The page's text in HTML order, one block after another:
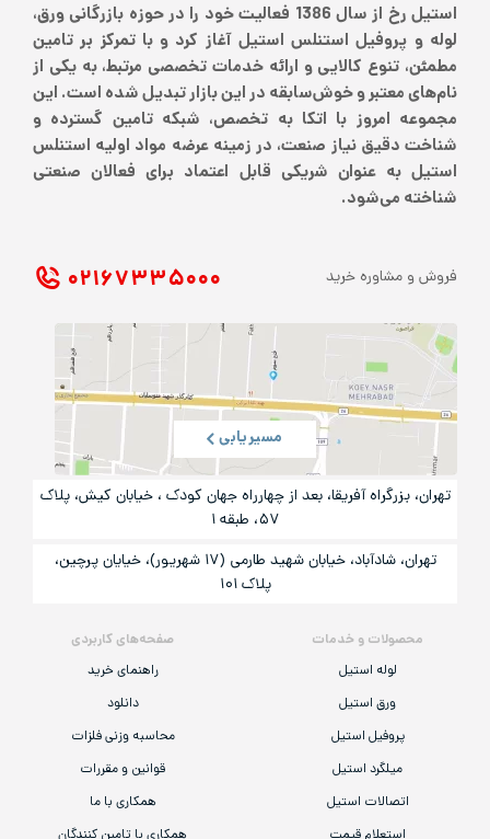
استیل رخ از سال 1386 فعالیت خود را در حوزه بازرگانی ورق،
لوله و پروفیل استنلس استیل آغاز کرد و با تمرکز بر تامین
مطمئن، تنوع کالایی و ارائه خدمات تخصصی مرتبط، به یکی از
نام‌های معتبر و خوش‌سابقه در این بازار تبدیل شده است. این
مجموعه امروز با اتکا به تخصص، شبکه تامین گسترده و
شناخت دقیق نیاز صنعت، در زمینه عرضه مواد اولیه استنلس
استیل به عنوان شریکی قابل اعتماد برای فعالان صنعتی
شناخته می‌شود.
محصولات و خدمات
لوله استیل
ورق استیل
پروفیل استیل
میلگرد استیل
اتصالات استیل
صفحه‌های کاربردی
راهنمای خرید
دانلود
محاسبه وزنی فلزات
قوانین و مقررات
همکاری با ما
فروش و مشاوره خرید ۰۲۱ ۶۷۳۳۵۰۰۰
مسیریابی
تهران، بزرگراه آفریقا، بعد از چهارراه جهان کودک ، خیابان کیش، پلاک
۵۷، طبقه ۱
تهران، شادآباد، خیابان شهید طارمی (۱۷ شهریور)، خیایان پرچین،
پلاک ۱۰۱